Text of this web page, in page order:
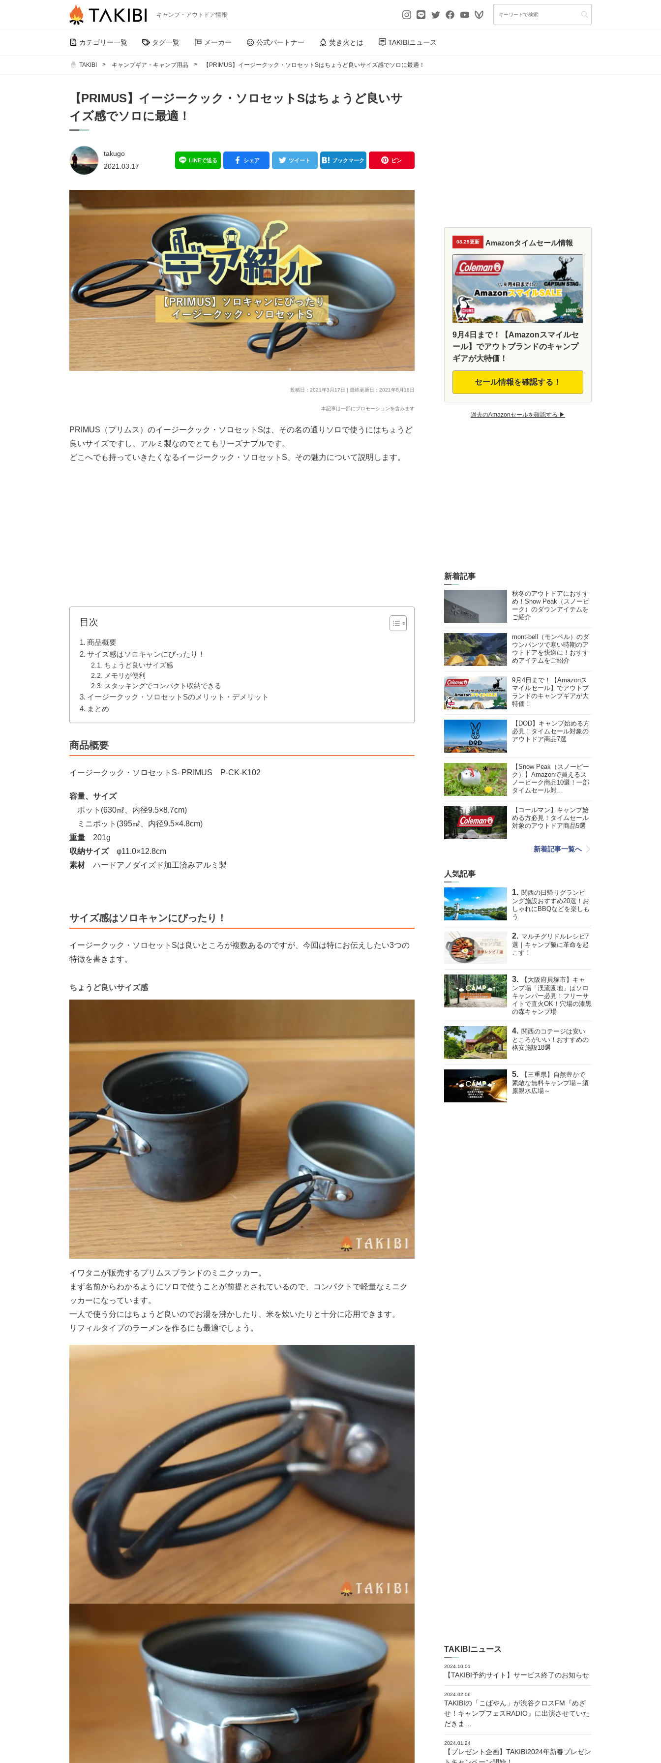
キャンプ・アウトドア情報
カテゴリー一覧 タグ一覧 メーカー 公式パートナー 焚き火とは TAKIBIニュース
TAKIBI キャンプギア・キャンプ用品 【PRIMUS】イージークック・ソロセットSはちょうど良いサイズ感でソロに最適！
【PRIMUS】イージークック・ソロセットSはちょうど良いサ
イズ感でソロに最適！
takugo
2021.03.17
LINEで送る シェア ツイート ブックマーク ピン
投稿日：2021年3月17日 | 最終更新日：2021年8月18日
本記事は一部にプロモーションを含みます
PRIMUS（プリムス）のイージークック・ソロセットSは、その名の通りソロで使うにはちょうど
良いサイズですし、アルミ製なのでとてもリーズナブルです。
どこへでも持っていきたくなるイージークック・ソロセットS、その魅力について説明します。
目次
商品概要
サイズ感はソロキャンにぴったり！
ちょうど良いサイズ感
メモリが便利
スタッキングでコンパクト収納できる
イージークック・ソロセットSのメリット・デメリット
まとめ
商品概要
イージークック・ソロセットS- PRIMUS P-CK-K102
容量、サイズ
ポット(630㎖、内径9.5×8.7cm)
ミニポット(395㎖、内径9.5×4.8cm)
重量 201g
収納サイズφ11.0×12.8cm
素材ハードアノダイズド加工済みアルミ製
サイズ感はソロキャンにぴったり！
イージークック・ソロセットSは良いところが複数あるのですが、今回は特にお伝えしたい3つの
特徴を書きます。
ちょうど良いサイズ感
イワタニが販売するプリムスブランドのミニクッカー。
まず名前からわかるようにソロで使うことが前提とされているので、コンパクトで軽量なミニク
ッカーになっています。
一人で使う分にはちょうど良いのでお湯を沸かしたり、米を炊いたりと十分に応用できます。
リフィルタイプのラーメンを作るにも最適でしょう。
08.29更新 Amazonタイムセール情報
9月4日まで！【Amazonスマイルセ
ール】でアウトブランドのキャンプ
ギアが大特価！
セール情報を確認する！
過去のAmazonセールを確認する ▶︎
新着記事
秋冬のアウトドアにおすす
め！Snow Peak（スノーピ
ーク）のダウンアイテムを
ご紹介
mont-bell（モンベル）のダ
ウンパンツで寒い時期のア
ウトドアを快適に！おすす
めアイテムをご紹介
9月4日まで！【Amazonス
マイルセール】でアウトブ
ランドのキャンプギアが大
特価！
【DOD】キャンプ始める方
必見！タイムセール対象の
アウトドア商品7選
【Snow Peak（スノーピー
ク）】Amazonで買えるス
ノーピーク商品10選！一部
タイムセール対…
【コールマン】キャンプ始
める方必見！タイムセール
対象のアウトドア商品5選
新着記事一覧へ
人気記事
関西の日帰りグランピ
ング施設おすすめ20選！お
しゃれにBBQなどを楽しも
う
マルチグリドルレシピ7
選｜キャンプ飯に革命を起
こす！
【大阪府貝塚市】キャ
ンプ場「渓流園地」はソロ
キャンパー必見！フリーサ
イトで直火OK！穴場の漆黒
の森キャンプ場
関西のコテージは安い
ところがいい！おすすめの
格安施設18選
【三重県】自然豊かで
素敵な無料キャンプ場～須
原親水広場～
TAKIBIニュース
2024.10.01
【TAKIBI予約サイト】サービス終了のお知らせ
2024.02.06
TAKIBIの「こばやん」が渋谷クロスFM『めざ
せ！キャンプフェスRADIO』に出演させていた
だきま…
2024.01.24
【プレゼント企画】TAKIBI2024年新春プレゼン